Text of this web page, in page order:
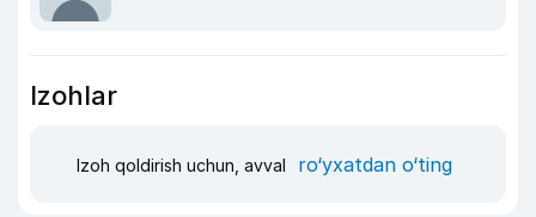
Izohlar
Izoh qoldirish uchun, avval ro‘yxatdan o‘ting